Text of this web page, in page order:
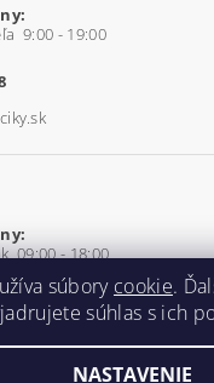
9:00 - 19:00
09:00 - 18:00
súbory cookie.
súhlas s ich
NASTAVENIE